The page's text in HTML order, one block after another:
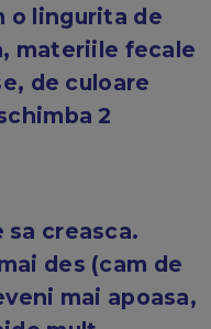
o lingurita de
materiile fecale
de culoare
2
sa creasca.
des (cam de
mai apoasa,